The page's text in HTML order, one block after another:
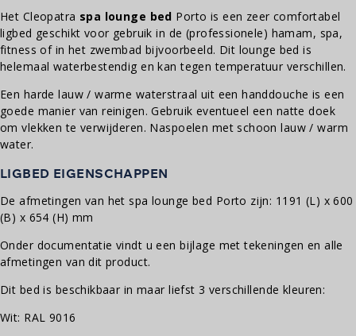
Het Cleopatra spa lounge bed Porto is een zeer comfortabel
ligbed geschikt voor gebruik in de (professionele) hamam, spa,
fitness of in het zwembad bijvoorbeeld. Dit lounge bed is
helemaal waterbestendig en kan tegen temperatuur verschillen.
Een harde lauw / warme waterstraal uit een handdouche is een
goede manier van reinigen. Gebruik eventueel een natte doek
om vlekken te verwijderen. Naspoelen met schoon lauw / warm
water.
LIGBED EIGENSCHAPPEN
De afmetingen van het spa lounge bed Porto zijn: 1191 (L) x 600
(B) x 654 (H) mm
Onder documentatie vindt u een bijlage met tekeningen en alle
afmetingen van dit product.
Dit bed is beschikbaar in maar liefst 3 verschillende kleuren:
Wit: RAL 9016